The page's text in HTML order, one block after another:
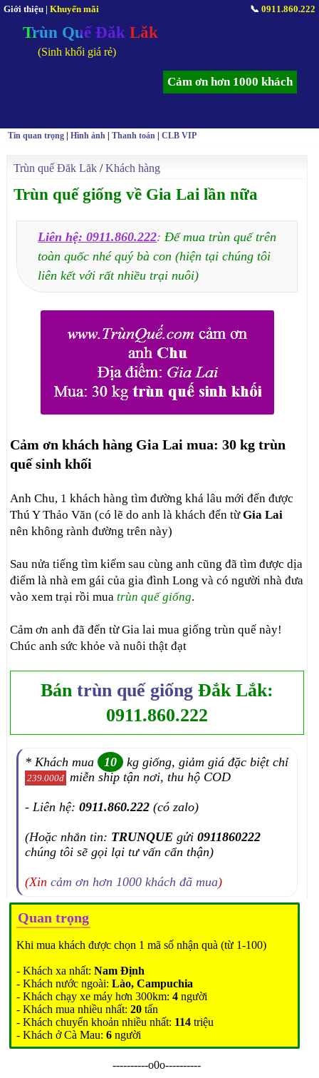
Giới thiệu | Khuyến mãi 📞 0911.860.222
Trùn Quế Đăk Lăk
(Sinh khối giá rẻ)
Cảm ơn hơn 1000 khách
Tin quan trọng |Hình ảnh |Thanh toán |CLB VIP
Trùn quế Đăk Lăk /Khách hàng
Trùn quế giống về Gia Lai lần nữa
Liên hệ: 0911.860.222:Để mua trùn quế trên
toàn quốc nhé quý bà con (hiện tại chúng tôi
liên kết với rất nhiều trại nuôi)
Cảm ơn khách hàng Gia Lai mua: 30 kgtrùn
quế sinh khối
Anh Chu, 1 khách hàng tìm đường khá lâu mới đến được
Thú Y Thảo Văn (có lẽ do anh là khách đến từGia Lai
nên không rành đường trên này)
Sau nửa tiếng tìm kiếm sau cùng anh cũng đã tìm được dịa
điểm là nhà em gái của gia đình Long và có người nhà đưa
vào xem trại rồi muatrùn quế giống.
Cảm ơn anh đã đến từ Gia lai mua giống trùn quế này!
Chúc anh sức khỏe và nuôi thật đạt
Bántrùn quế giống Đắk Lắk:
0911.860.222
* Khách mua 10 kg giống, giảm giá đặc biệt chỉ
239.000đ miễn ship tận nơi, thu hộ COD
- Liên hệ:0911.860.222 (có zalo)
(Hoặc nhắn tin: TRUNQUE gửi0911860222
chúng tôi sẽ gọi lại tư vấn cẩn thận)
(Xincảm ơn hơn 1000 khách đã mua)
Quan trọng
Khi mua khách được chọn 1 mã số nhận quà (từ 1-100)
- Khách xa nhất:Nam Định
- Khách nước ngoài:Lào, Campuchia
- Khách chạy xe máy hơn 300km:4 người
- Khách mua nhiều nhất:20 tấn
- Khách chuyển khoản nhiều nhất: 114 triệu
- Khách ở Cà Mau:6 người
----------o0o----------